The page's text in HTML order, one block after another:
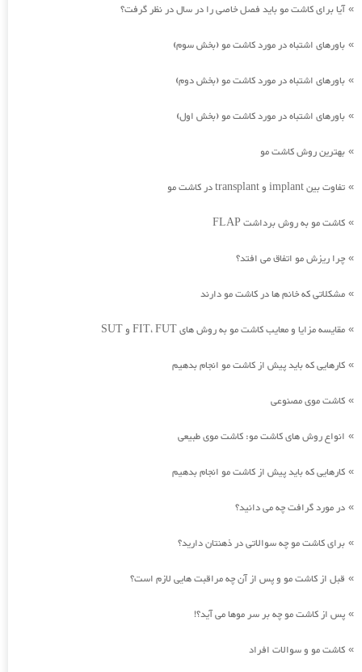
»آیا برای کاشت مو باید فصل خاصی را در سال در نظر گرفت؟
» باورهای اشتباه در مورد کاشت مو (بخش سوم)
» باورهای اشتباه در مورد کاشت مو (بخش دوم)
» باورهای اشتباه در مورد کاشت مو (بخش اول)
» بهترین روش کاشت مو
» تفاوت بین implant و transplant در کاشت مو
» کاشت مو به روش برداشت FLAP
» چرا ریزش مو اتفاق می افتد؟
» مشکلاتی که خانم ها در کاشت مو دارند
» مقایسه مزایا و معایب کاشت مو به روش های FIT، FUT و SUT
» کارهایی که باید پیش از کاشت مو انجام بدهیم
» کاشت موی مصنوعی
» انواع روش های کاشت مو: کاشت موی طبیعی
» کارهایی که باید پیش از کاشت مو انجام بدهیم
» در مورد گرافت چه می دانید؟
» برای کاشت مو چه سوالاتی در ذهنتان دارید؟
» قبل از کاشت مو و پس از آن چه مراقبت هایی لازم است؟
» پس از کاشت مو چه بر سر موها می آید؟!
» کاشت مو و سوالات افراد